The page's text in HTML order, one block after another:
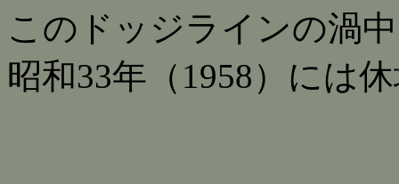
このドッジラインの渦
昭和33年（1958）には